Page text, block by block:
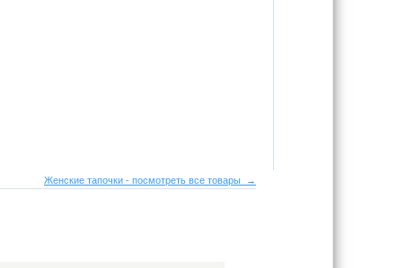
Женские тапочки - посмотреть все товары →